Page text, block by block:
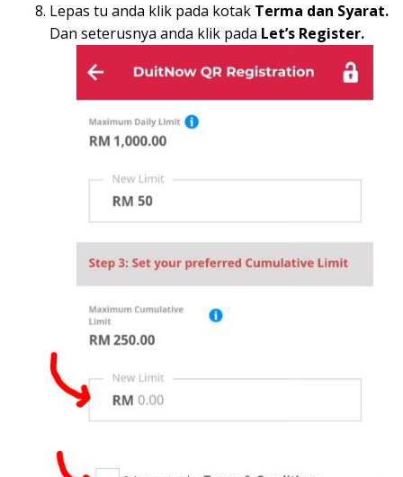
Lepas tu anda klik pada kotak Terma dan Syarat.
Dan seterusnya anda klik pada Let’s Register.